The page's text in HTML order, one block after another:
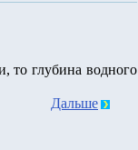
то глубина водного
Дальше